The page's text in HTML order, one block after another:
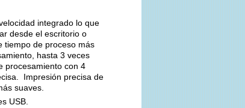
integrado lo que
desde el escritorio o
tiempo de proceso más
hasta 3 veces
procesamiento con 4
Impresión precisa de
suaves.
USB.